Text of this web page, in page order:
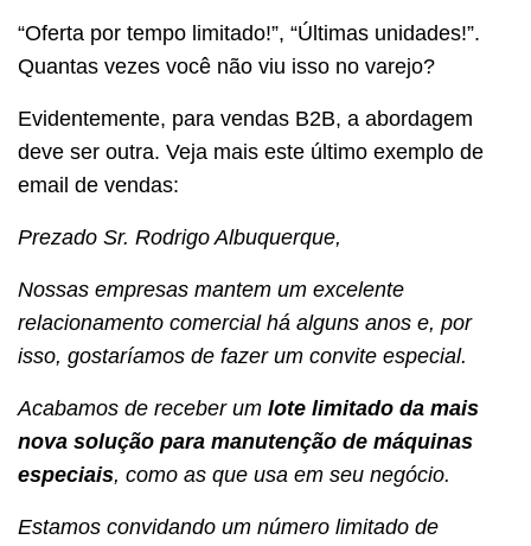
“Oferta por tempo limitado!”, “Últimas unidades!”.
Quantas vezes você não viu isso no varejo?
Evidentemente, para vendas B2B, a abordagem
deve ser outra. Veja mais este último exemplo de
email de vendas:
Prezado Sr. Rodrigo Albuquerque,
Nossas empresas mantem um excelente
relacionamento comercial há alguns anos e, por
isso, gostaríamos de fazer um convite especial.
Acabamos de receber um lote limitado da mais
nova solução para manutenção de máquinas
especiais, como as que usa em seu negócio.
Estamos convidando um número limitado de